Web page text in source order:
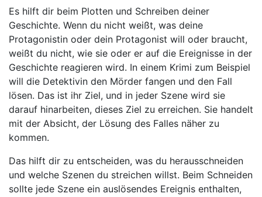
Es hilft dir beim Plotten und Schreiben deiner
Geschichte. Wenn du nicht weißt, was deine
Protagonistin oder dein Protagonist will oder braucht,
weißt du nicht, wie sie oder er auf die Ereignisse in der
Geschichte reagieren wird. In einem Krimi zum Beispiel
will die Detektivin den Mörder fangen und den Fall
lösen. Das ist ihr Ziel, und in jeder Szene wird sie
darauf hinarbeiten, dieses Ziel zu erreichen. Sie handelt
mit der Absicht, der Lösung des Falles näher zu
kommen.
Das hilft dir zu entscheiden, was du herausschneiden
und welche Szenen du streichen willst. Beim Schneiden
sollte jede Szene ein auslösendes Ereignis enthalten,